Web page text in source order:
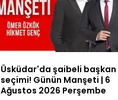
Üsküdar'da şaibeli başkan
seçimi! Günün Manşeti | 6
Ağustos 2026 Perşembe